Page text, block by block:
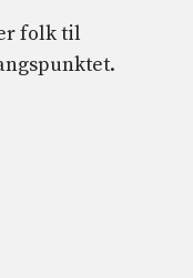
folk til